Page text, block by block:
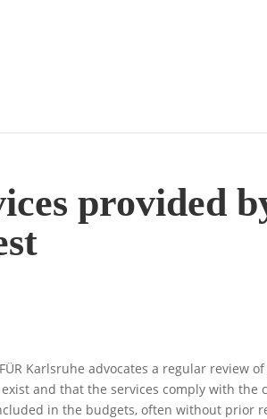
provided
Karlsruhe advocates a regular review
and that the services comply with the
in the budgets, often without prior